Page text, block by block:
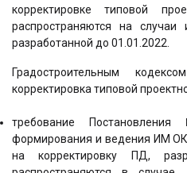
корректировке типовой
распространяются на
разработанной до 01.01.2022.
Градостроительным
корректировка типовой
требование
формирования и ведения ИМ
на корректировку ПД,